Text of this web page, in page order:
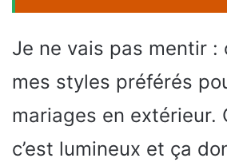
Je ne vais pas mentir :
mes styles préférés
mariages en extérieur.
c’est lumineux et ça